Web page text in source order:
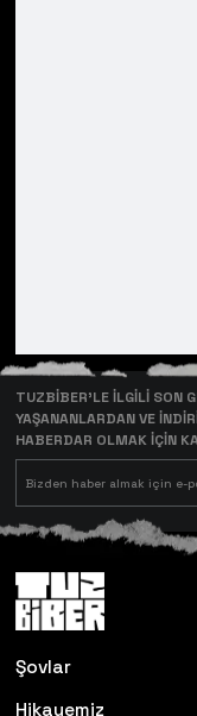
TUZBİBER’LE İLGİLİ SON
YAŞANANLARDAN VE
HABERDAR OLMAK İÇİN
Şovlar
Hikayemiz